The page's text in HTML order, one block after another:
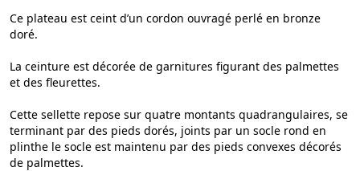
Ce plateau est ceint d’un cordon ouvragé perlé en bronze
doré.
La ceinture est décorée de garnitures figurant des palmettes
et des fleurettes.
Cette sellette repose sur quatre montants quadrangulaires, se
terminant par des pieds dorés, joints par un socle rond en
plinthe le socle est maintenu par des pieds convexes décorés
de palmettes.